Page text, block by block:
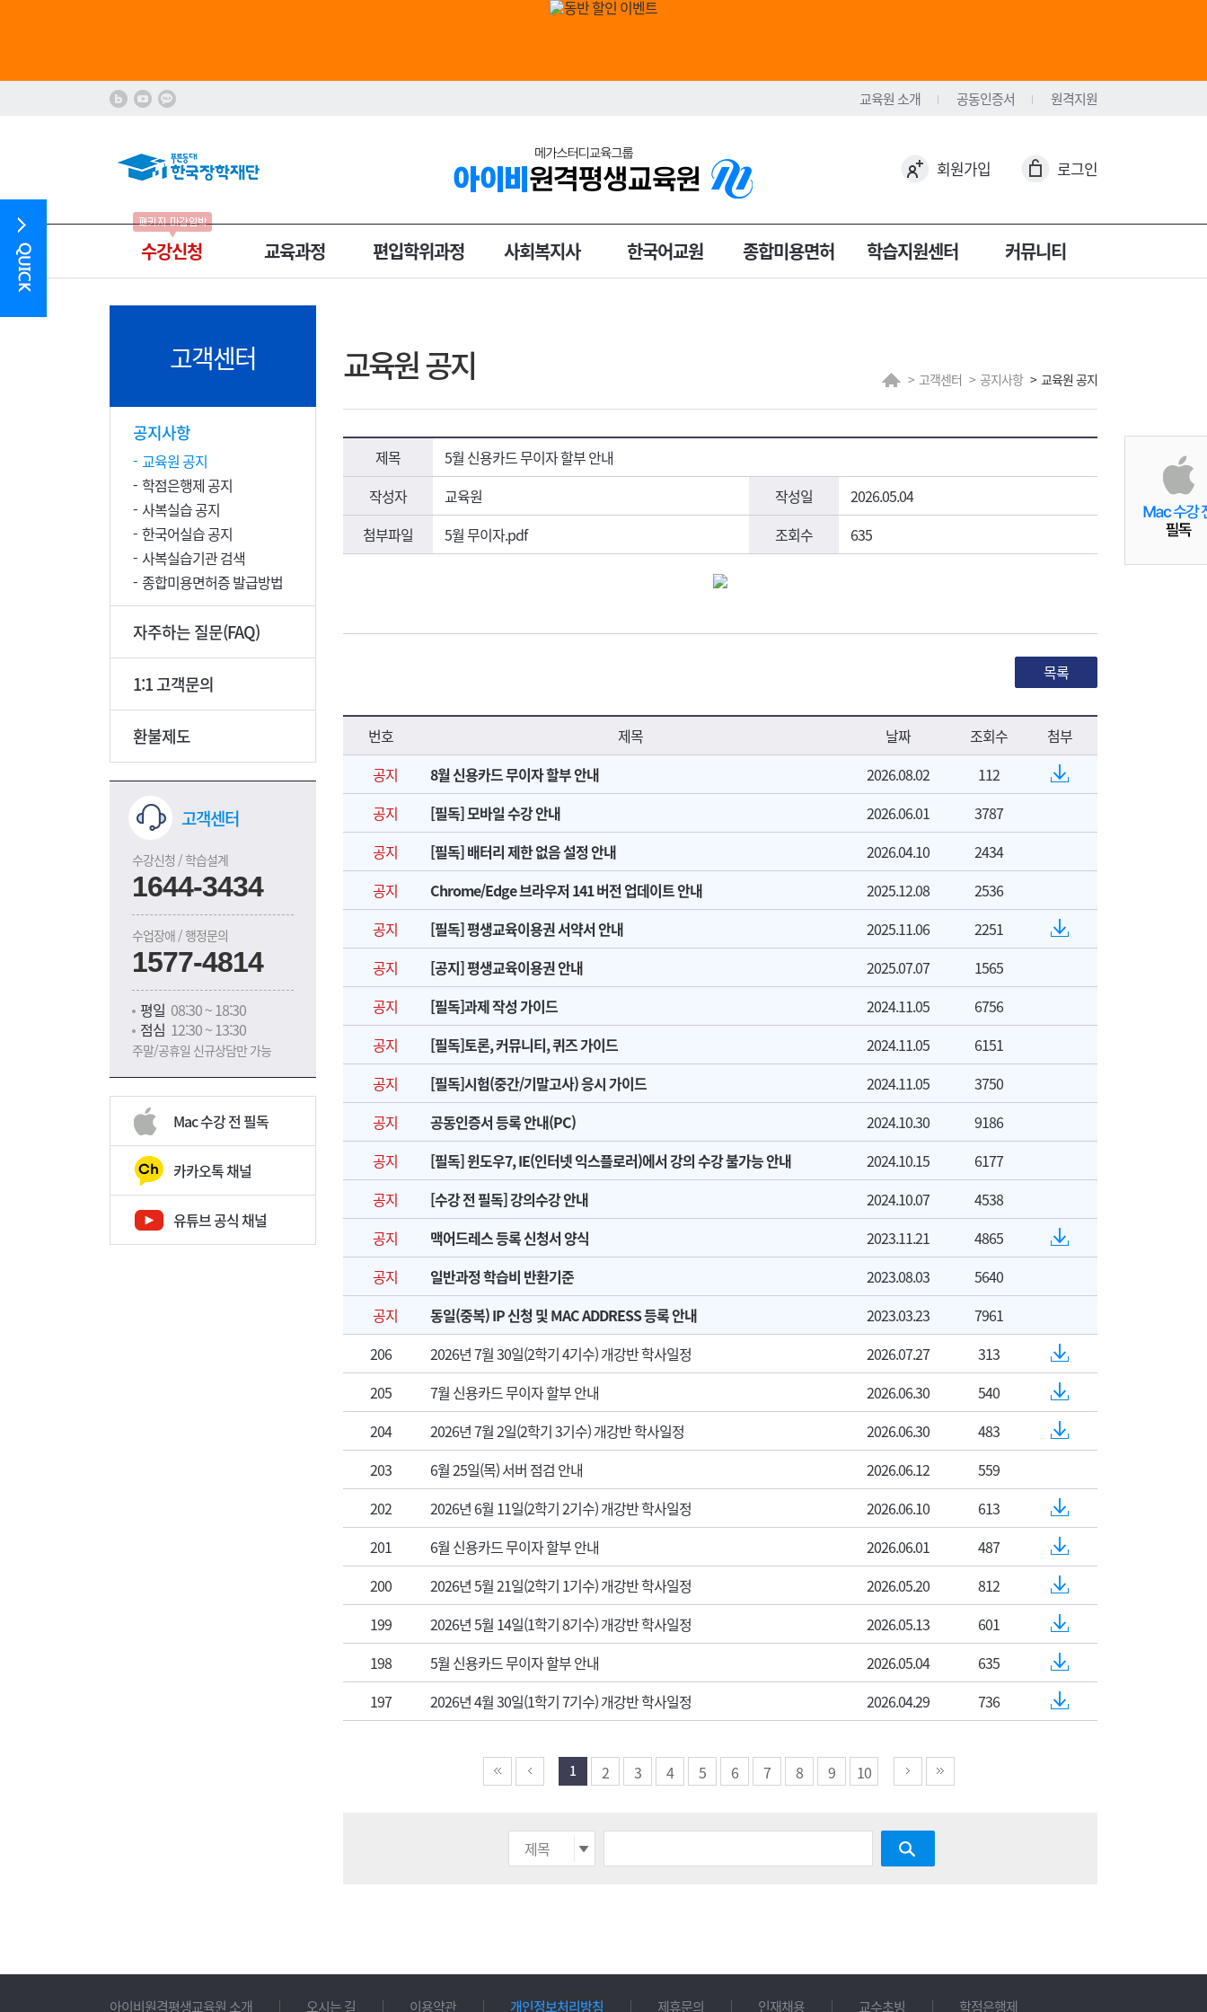
교육원 소개 공동인증서 원격지원
회원가입 로그인
수강신청 교육과정 편입학위과정 사회복지사 한국어교원 종합미용면허 학습지원센터 커뮤니티
고객센터
공지사항
교육원 공지
학점은행제 공지
사복실습 공지
한국어실습 공지
사복실습기관 검색
종합미용면허증 발급방법
자주하는 질문(FAQ)
1:1 고객문의
환불제도
고객센터
수강신청 / 학습설계
1644-3434
수업장애 / 행정문의
1577-4814
평일 08:30 ~ 18:30
점심 12:30 ~ 13:30
주말/공휴일 신규상담만 가능
Mac 수강 전 필독
카카오톡 채널
유튜브 공식 채널
교육원 공지 고객센터 공지사항 교육원 공지
제목
5월 신용카드 무이자 할부 안내
작성자
교육원 작성일
2026.05.04
첨부파일
5월 무이자.pdf 조회수 635
목록
번호 제목 날짜 조회수
첨부
공지
8월 신용카드 무이자 할부 안내 2026.08.02
112
공지
[필독] 모바일 수강 안내 2026.06.01
3787
공지
[필독] 배터리 제한 없음 설정 안내 2026.04.10
2434
공지
Chrome/Edge 브라우저 141 버전 업데이트 안내 2025.12.08
2536
공지
[필독] 평생교육이용권 서약서 안내 2025.11.06
2251
공지
[공지] 평생교육이용권 안내 2025.07.07
1565
공지
[필독]과제 작성 가이드 2024.11.05
6756
공지
[필독]토론, 커뮤니티, 퀴즈 가이드 2024.11.05
6151
공지
[필독]시험(중간/기말고사) 응시 가이드 2024.11.05
3750
공지
공동인증서 등록 안내(PC) 2024.10.30
9186
공지
[필독] 윈도우7, IE(인터넷 익스플로러)에서 강의 수강 불가능 안내 2024.10.15
6177
공지
[수강 전 필독] 강의수강 안내 2024.10.07
4538
공지
맥어드레스 등록 신청서 양식 2023.11.21
4865
공지
일반과정 학습비 반환기준 2023.08.03
5640
공지
동일(중복) IP 신청 및 MAC ADDRESS 등록 안내 2023.03.23
7961
206
2026년 7월 30일(2학기 4기수) 개강반 학사일정 2026.07.27
313
205
7월 신용카드 무이자 할부 안내 2026.06.30
540
204
2026년 7월 2일(2학기 3기수) 개강반 학사일정 2026.06.30
483
203
6월 25일(목) 서버 점검 안내 2026.06.12
559
202
2026년 6월 11일(2학기 2기수) 개강반 학사일정 2026.06.10
613
201
6월 신용카드 무이자 할부 안내 2026.06.01
487
200
2026년 5월 21일(2학기 1기수) 개강반 학사일정 2026.05.20
812
199
2026년 5월 14일(1학기 8기수) 개강반 학사일정 2026.05.13
601
198
5월 신용카드 무이자 할부 안내 2026.05.04
635
197
2026년 4월 30일(1학기 7기수) 개강반 학사일정 2026.04.29 736
1 2 3 4 5 6 7 8 9 10
아이비원격평생교육원 소개 오시는 길 이용약관 개인정보처리방침 제휴문의 인재채용 교수초빙 학점은행제